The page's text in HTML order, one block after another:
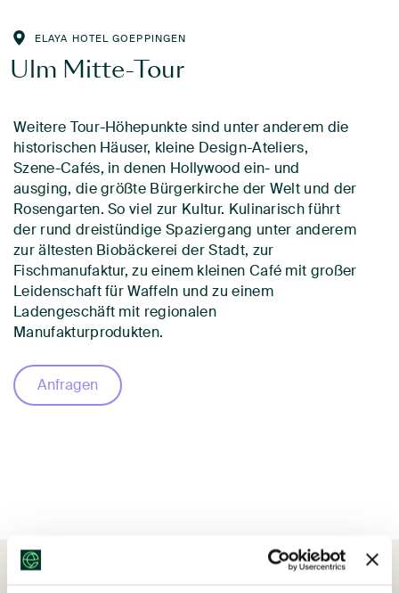
ELAYA HOTEL GOEPPINGEN
Ulm Mitte-Tour
Weitere Tour-Höhepunkte sind unter anderem die
historischen Häuser, kleine Design-Ateliers,
Szene-Cafés, in denen Hollywood ein- und
ausging, die größte Bürgerkirche der Welt und der
Rosengarten. So viel zur Kultur. Kulinarisch führt
der rund dreistündige Spaziergang unter anderem
zur ältesten Biobäckerei der Stadt, zur
Fischmanufaktur, zu einem kleinen Café mit großer
Leidenschaft für Waffeln und zu einem
Ladengeschäft mit regionalen
Manufakturprodukten.
Anfragen